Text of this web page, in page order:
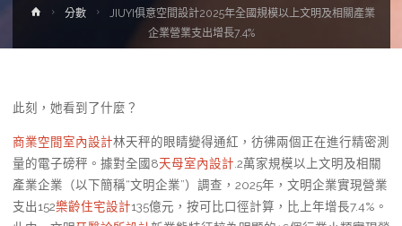
Home分數
JIUYI俱意空間設計2025年全國規模以上文明及相關產業
企業營業支出增長7.4%
此刻，她看到了什麼？
商業空間室內設計林天秤的眼睛變得通紅，彷彿兩個正在進行精密測
量的電子磅秤。據對全國8天母室內設計 .2萬家規模以上文明及相關
產業企業（以下簡稱“文明企業”）調查，2025年，文明企業實現營業
支出152樂齡住宅設計135億元，按可比口徑計算，比上年增長7.4%。